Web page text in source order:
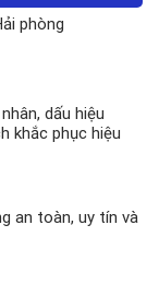
phòng
dấu hiệu
khắc phục hiệu
an toàn, uy tín và